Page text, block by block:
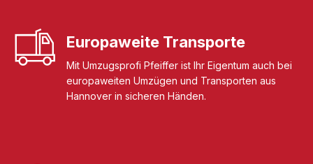
Europaweite Transporte
Mit Umzugsprofi Pfeiffer ist Ihr Eigentum auch bei
europaweiten Umzügen und Transporten aus
Hannover in sicheren Händen.